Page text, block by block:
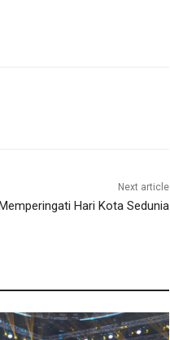
Next article
Hari Kota Sedunia